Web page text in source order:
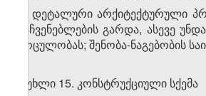
3. დეტალური არქიტექტურული
მაჩვენებლების გარდა, ასევე
მოცულობას; შენობა-ნაგებობის
მუხლი 15. კონსტრუქციული სქემა